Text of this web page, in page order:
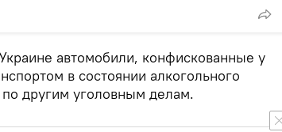
автомобили, конфискованные у
в состоянии алкогольного
другим уголовным делам.